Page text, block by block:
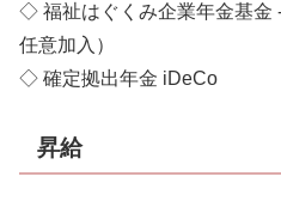
◇ 福祉はぐくみ企業年金基金
任意加入）
◇ 確定拠出年金 iDeCo
昇給